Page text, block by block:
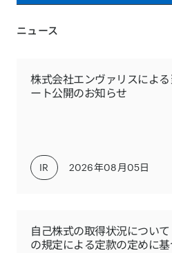
ニュース
株式会社エンヴァリスによ
ート公開のお知らせ
IR 2026年08月05日
自己株式の取得状況につい
の規定による定款の定めに基